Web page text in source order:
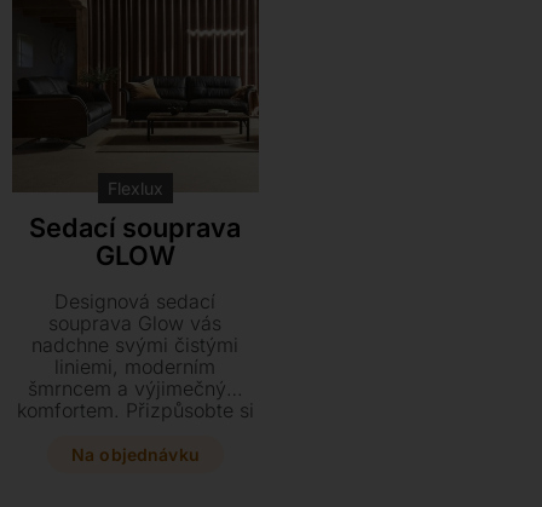
zaručuje zdravé sezení i
dlouhou životnost. Na
a rozměrů přesně podle
vašich potřeb.
Flexlux
Sedací souprava
GLOW
Designová sedací
souprava Glow vás
nadchne svými čistými
liniemi, moderním
šmrncem a výjimečným
komfortem. Přizpůsobte si
látek i kůží a volitelným
Na objednávku